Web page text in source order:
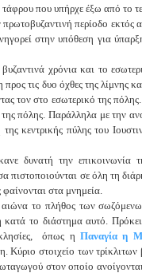
που υπήρχε έξω από το
περίοδο εκτός
στην υπόθεση για
χρόνια και το
τις δυο όχθες της λίμνης
τον στο εσωτερικό της
της πόλης. Παράλληλα με την
κεντρικής πύλης του
δυνατή την επικοινωνία
πιστοποιούνται σε όλη τη
φαίνονται στα μνημεία.
αιώνα το πλήθος των
το διάστημα αυτό.
όπως ηΠαναγία η
στοιχείο των τρίκλιτων
στον οποίο